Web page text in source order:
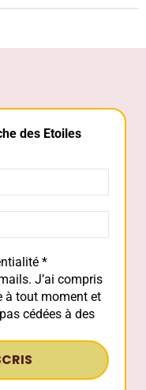
des Etoiles
*
J’ai compris
à tout moment et
cédées à des